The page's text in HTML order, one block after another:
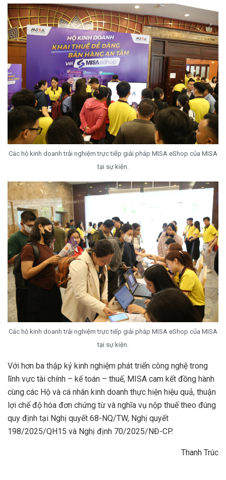
Các hộ kinh doanh trải nghiệm trực tiếp giải pháp MISA eShop của MISA
tại sự kiện.
Các hộ kinh doanh trải nghiệm trực tiếp giải pháp MISA eShop của MISA
tại sự kiện.
Với hơn ba thập kỷ kinh nghiệm phát triển công nghệ trong
lĩnh vực tài chính – kế toán – thuế, MISA cam kết đồng hành
cùng các Hộ và cá nhân kinh doanh thực hiện hiệu quả, thuận
lợi chế độ hóa đơn chứng từ và nghĩa vụ nộp thuế theo đúng
quy định tại Nghị quyết 68-NQ/TW, Nghị quyết
198/2025/QH15 và Nghị định 70/2025/NĐ-CP.
Thanh Trúc